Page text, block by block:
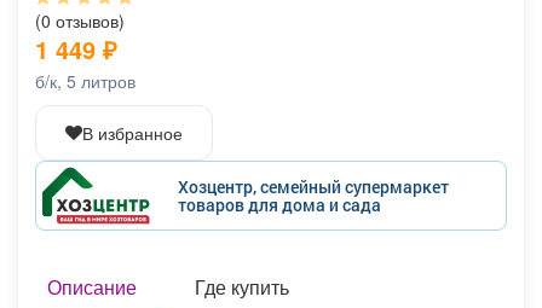
Афиша
ТВ программа Я - пенсионер
(0 отзывов)
1 449 ₽
б/к, 5 литров
В избранное
Хозцентр, семейный супермаркет
товаров для дома и сада
Описание Где купить